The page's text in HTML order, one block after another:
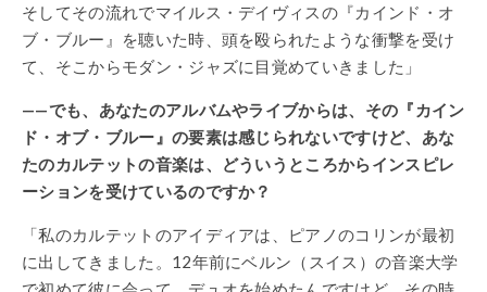
そしてその流れでマイルス・デイヴィスの『カインド・オ
ブ・ブルー』を聴いた時、頭を殴られたような衝撃を受け
て、そこからモダン・ジャズに目覚めていきました」
——でも、あなたのアルバムやライブからは、その『カイン
ド・オブ・ブルー』の要素は感じられないですけど、あな
たのカルテットの音楽は、どういうところからインスピレ
ーションを受けているのですか？
「私のカルテットのアイディアは、ピアノのコリンが最初
に出してきました。12年前にベルン（スイス）の音楽大学